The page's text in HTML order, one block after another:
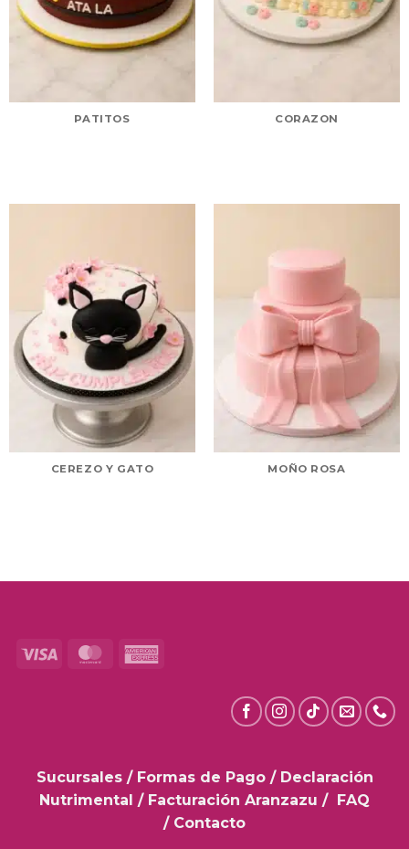
PATITOS CORAZON
CEREZO Y GATO MOÑO ROSA
Visa MasterCard
Sucursales / Formas de Pago/ Declaración
Nutrimental / Facturación Aranzazu /
FAQ
/ Contacto